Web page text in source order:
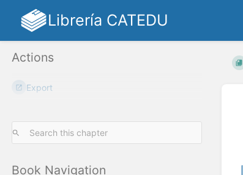
Librería CATEDU
Actions
Export
Book Navigation